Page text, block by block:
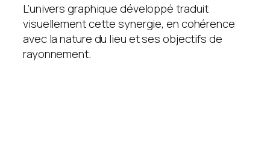
L’univers graphique développé traduit
visuellement cette synergie, en cohérence
avec la nature du lieu et ses objectifs de
rayonnement.